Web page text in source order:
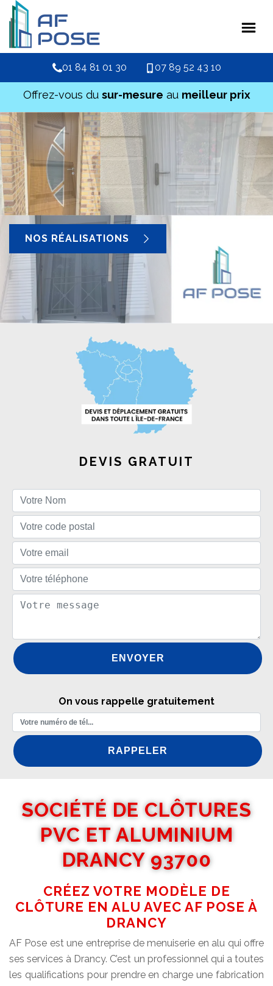
01 84 81 01 30 07 89 52 43 10
Offrez-vous du sur-mesure au meilleur prix
NOS RÉALISATIONS
DEVIS GRATUIT
On vous rappelle gratuitement
SOCIÉTÉ DE CLÔTURES
PVC ET ALUMINIUM
DRANCY 93700
CRÉEZ VOTRE MODÈLE DE
CLÔTURE EN ALU AVEC AF POSE À
DRANCY
AF Pose est une entreprise de menuiserie en alu qui offre
ses services à Drancy. C’est un professionnel qui a toutes
les qualifications pour prendre en charge une fabrication